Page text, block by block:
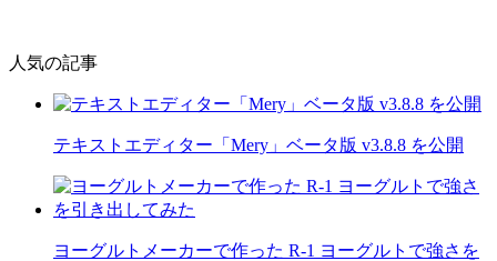
人気の記事
テキストエディター「Mery」ベータ版 v3.8.8 を公開
ヨーグルトメーカーで作った R-1 ヨーグルトで強さを